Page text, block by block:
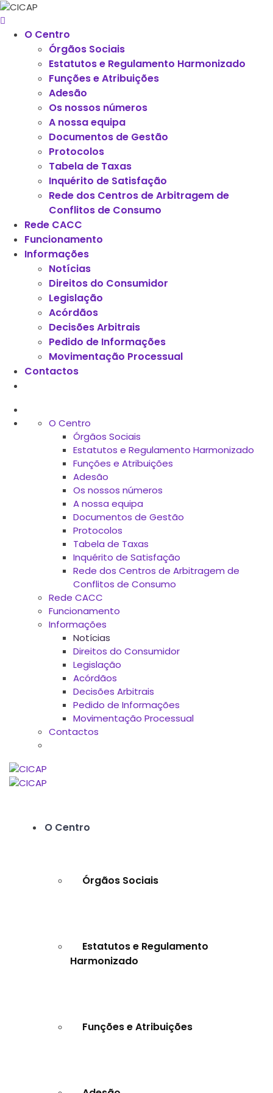
O Centro
Órgãos Sociais
Estatutos e Regulamento Harmonizado
Funções e Atribuições
Adesão
Os nossos números
A nossa equipa
Documentos de Gestão
Protocolos
Tabela de Taxas
Inquérito de Satisfação
Rede dos Centros de Arbitragem de
Conflitos de Consumo
Rede CACC
Funcionamento
Informações
Notícias
Direitos do Consumidor
Legislação
Acórdãos
Decisões Arbitrais
Pedido de Informações
Movimentação Processual
Contactos
O Centro
Órgãos Sociais
Estatutos e Regulamento Harmonizado
Funções e Atribuições
Adesão
Os nossos números
A nossa equipa
Documentos de Gestão
Protocolos
Tabela de Taxas
Inquérito de Satisfação
Rede dos Centros de Arbitragem de
Conflitos de Consumo
Rede CACC
Funcionamento
Informações
Notícias
Direitos do Consumidor
Legislação
Acórdãos
Decisões Arbitrais
Pedido de Informações
Movimentação Processual
Contactos
O Centro
Órgãos Sociais
Estatutos e Regulamento
Harmonizado
Funções e Atribuições